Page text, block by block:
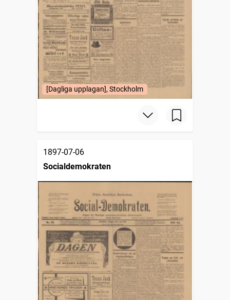
[Dagliga upplagan], Stockholm
1897-07-06
Socialdemokraten